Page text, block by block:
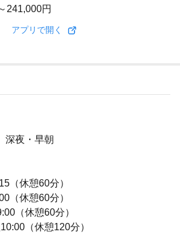
241,000円
アプリで開く
深夜・早朝
（休憩60分）
（休憩60分）
（休憩60分）
（休憩120分）